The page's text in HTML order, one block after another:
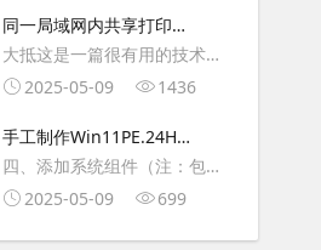
就可以解决此问
久，打开任务管理器5秒钟。一
般重启下电脑就可以了或重启
下资源管理器(explorer.exe进
程).
同一局域网内共享打印机
的连接及相关问题解决方
法
大抵这是一篇很有用的技术教
程文章吧！涉及的内容普遍而
不自觉地点赞收藏吧~包含内容
有：共享前的准备工作在设置
打印机共享之前，你得先确保
两台电脑
2025-05-09 1436
手工制作Win11PE.24H2
LTSC2024详细教程2
四、添加系统组件（注：包含
DWM、BitLocker解锁、MMC
2025-05-09 699